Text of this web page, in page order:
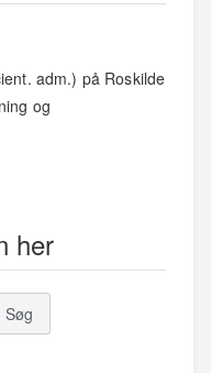
adm.) på Roskilde
og
her